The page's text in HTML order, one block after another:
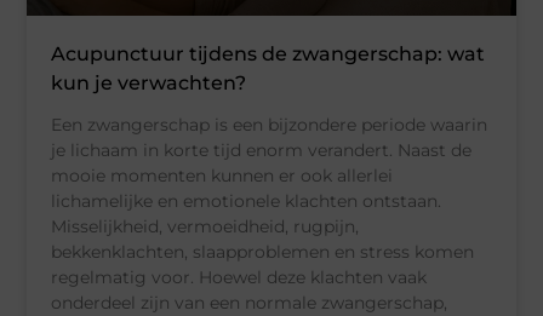
Acupunctuur tijdens de zwangerschap: wat
kun je verwachten?
Een zwangerschap is een bijzondere periode waarin
je lichaam in korte tijd enorm verandert. Naast de
mooie momenten kunnen er ook allerlei
lichamelijke en emotionele klachten ontstaan.
Misselijkheid, vermoeidheid, rugpijn,
bekkenklachten, slaapproblemen en stress komen
regelmatig voor. Hoewel deze klachten vaak
onderdeel zijn van een normale zwangerschap,